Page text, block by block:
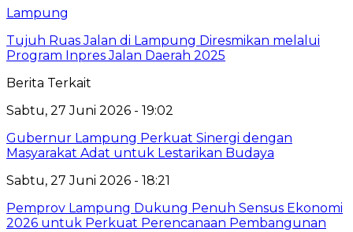
Lampung
Tujuh Ruas Jalan di Lampung Diresmikan melalui
Program Inpres Jalan Daerah 2025
Berita Terkait
Sabtu, 27 Juni 2026 - 19:02
Gubernur Lampung Perkuat Sinergi dengan
Masyarakat Adat untuk Lestarikan Budaya
Sabtu, 27 Juni 2026 - 18:21
Pemprov Lampung Dukung Penuh Sensus Ekonomi
2026 untuk Perkuat Perencanaan Pembangunan